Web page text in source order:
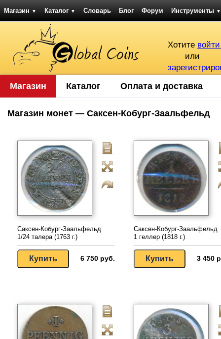
Магазин ▼ Каталог ▼ Словарь Блог Форум Инструменты ▼
Хотите
или
Магазин Каталог Оплата и доставка
Магазин монет — Саксен-Кобург-Заальфельд
Саксен-Кобург-Заальфельд
1/24 талера (1763 г.)
6 750 руб.
Саксен-Кобург-Заальфельд
1 геллер (1818 г.)
3 450